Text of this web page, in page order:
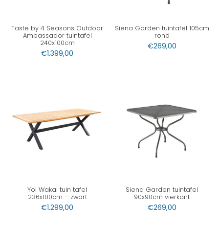
Taste by 4 Seasons Outdoor
Ambassador tuintafel
240x100cm
€1.399,00
Siena Garden tuintafel 105cm
rond
€269,00
Yoi Wakai tuin tafel
236x100cm – zwart
€1.299,00
Siena Garden tuintafel
90x90cm vierkant
€269,00